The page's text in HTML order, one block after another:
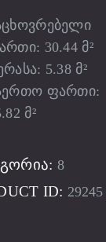
30.44 მ²
5.38 მ²
ფართი:
მ²
8
ID: 29245